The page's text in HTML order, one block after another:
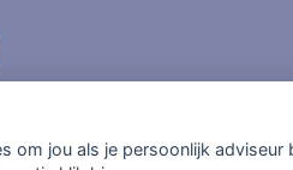
om jou als je persoonlijk